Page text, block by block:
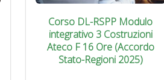
Corso DL-RSPP Modulo
integrativo 3 Costruzioni
Ateco F 16 Ore (Accordo
Stato-Regioni 2025)